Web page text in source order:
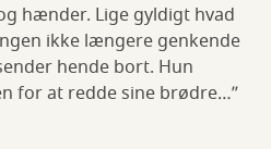
hænder. Lige gyldigt hvad
ikke længere genkende
hende bort. Hun
for at redde sine brødre…”